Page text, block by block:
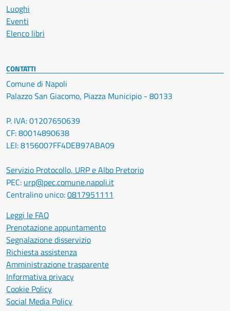
Luoghi
Eventi
Elenco libri
CONTATTI
Comune di Napoli
Palazzo San Giacomo, Piazza Municipio - 80133
P. IVA: 01207650639
CF: 80014890638
LEI: 8156007FF4DEB97ABA09
Servizio Protocollo, URP e Albo Pretorio
PEC: urp@pec.comune.napoli.it
Centralino unico:0817951111
Leggi le FAQ
Prenotazione appuntamento
Segnalazione disservizio
Richiesta assistenza
Amministrazione trasparente
Informativa privacy
Cookie Policy
Social Media Policy